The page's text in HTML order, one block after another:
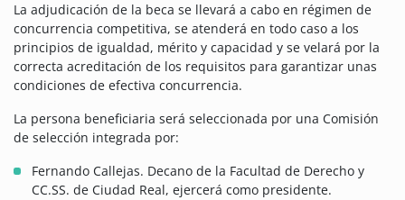
La adjudicación de la beca se llevará a cabo en régimen de
concurrencia competitiva, se atenderá en todo caso a los
principios de igualdad, mérito y capacidad y se velará por la
correcta acreditación de los requisitos para garantizar unas
condiciones de efectiva concurrencia.
La persona beneficiaria será seleccionada por una Comisión
de selección integrada por:
Fernando Callejas. Decano de la Facultad de Derecho y
CC.SS. de Ciudad Real, ejercerá como presidente.